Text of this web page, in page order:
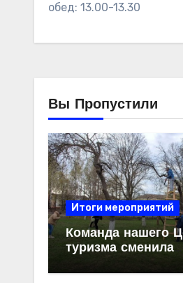
обед: 13.00-13.30
Вы Пропустили
Итоги мероприятий
Команда нашего
туризма сменила
привычные
карты на садовый